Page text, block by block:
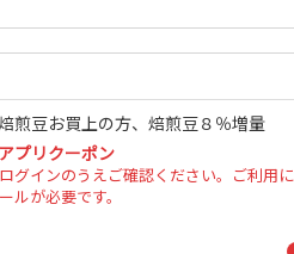
煎豆お買上の方、焙煎豆８％増量
アプリクーポン
ログインのうえご確認ください。ご利用
ールが必要です。